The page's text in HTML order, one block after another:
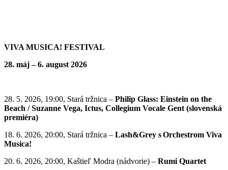
VIVA MUSICA! FESTIVAL
28. máj – 6. august 2026
28. 5. 2026, 19:00, Stará tržnica – Philip Glass: Einstein on the
Beach / Suzanne Vega, Ictus, Collegium Vocale Gent (slovenská
premiéra)
18. 6. 2026, 20:00, Stará tržnica – Lash&Grey sOrchestrom Viva
Musica!
20. 6. 2026, 20:00, Kaštieľ Modra (nádvorie) – Rumi Quartet